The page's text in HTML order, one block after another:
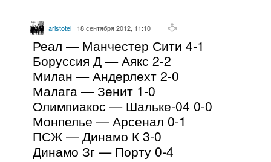
aristotel 18 сентября 2012, 11:10
Реал — Манчестер Сити 4-1
Боруссия Д — Аякс 2-2
Милан — Андерлехт 2-0
Малага — Зенит 1-0
Олимпиакос — Шальке-04 0-0
Монпелье — Арсенал 0-1
ПСЖ — Динамо К 3-0
Динамо Зг — Порту 0-4